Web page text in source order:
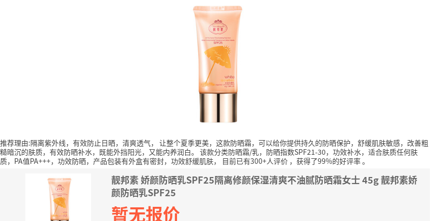
推荐理由:隔离紫外线，有效防止日晒，清爽透气， 让整个夏季更美，这款防晒霜，可以给你提供持久的防晒保护，舒缓肌肤敏感，改善粗
糙暗沉的肤质，有效防晒补水，既能外挡阳光，又能内养润白。 该款分类防晒霜/乳，防晒指数SPF21-30，功效补水，适合肤质任何肤
质，PA值PA+++，功效防晒，产品包装有外盒有密封，功效舒缓肌肤，
目前已有300+人评价 ，获得了99%的好评率。
靓邦素 娇颜防晒乳SPF25隔离修颜保湿清爽不油腻防晒霜女士 45g 靓邦素娇
颜防晒乳SPF25
暂无报价